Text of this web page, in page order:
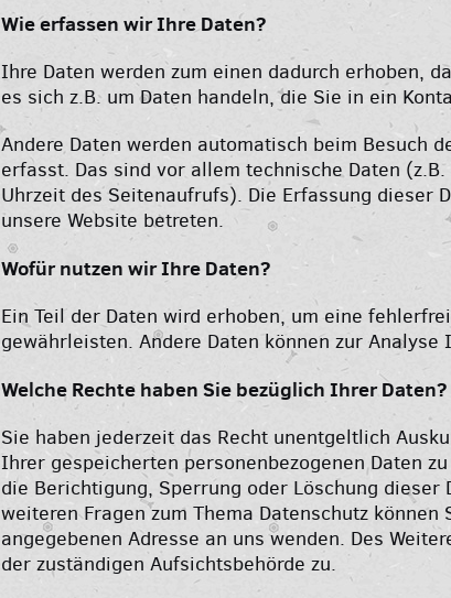
Wie erfassen wir Ihre Daten?
Ihre Daten werden zum einen dadurch erhoben,
es sich z.B. um Daten handeln, die Sie in ein
Andere Daten werden automatisch beim Besuch
erfasst. Das sind vor allem technische Daten
Uhrzeit des Seitenaufrufs). Die Erfassung dieser
unsere Website betreten.
Wofür nutzen wir Ihre Daten?
Ein Teil der Daten wird erhoben, um eine
gewährleisten. Andere Daten können zur
Welche Rechte haben Sie bezüglich Ihrer Daten?
Sie haben jederzeit das Recht unentgeltlich
Ihrer gespeicherten personenbezogenen Daten
die Berichtigung, Sperrung oder Löschung dieser
weiteren Fragen zum Thema Datenschutz
angegebenen Adresse an uns wenden. Des
der zuständigen Aufsichtsbehörde zu.